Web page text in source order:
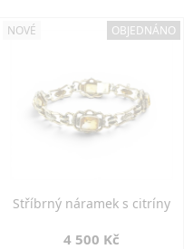
NOVÉ OBJEDNÁNO
Stříbrný náramek s citríny
4 500 Kč